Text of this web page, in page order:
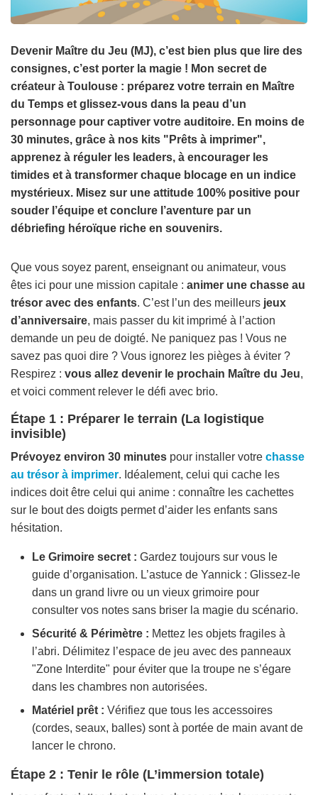
Devenir Maître du Jeu (MJ), c’est bien plus que lire des
consignes, c’est porter la magie ! Mon secret de
créateur à Toulouse : préparez votre terrain en Maître
du Temps et glissez-vous dans la peau d’un
personnage pour captiver votre auditoire. En moins de
30 minutes, grâce à nos kits "Prêts à imprimer",
apprenez à réguler les leaders, à encourager les
timides et à transformer chaque blocage en un indice
mystérieux. Misez sur une attitude 100% positive pour
souder l’équipe et conclure l’aventure par un
débriefing héroïque riche en souvenirs.
Que vous soyez parent, enseignant ou animateur, vous
êtes ici pour une mission capitale : animer une chasse au
trésor avec des enfants. C’est l’un des meilleurs jeux
d’anniversaire, mais passer du kit imprimé à l’action
demande un peu de doigté. Ne paniquez pas ! Vous ne
savez pas quoi dire ? Vous ignorez les pièges à éviter ?
Respirez : vous allez devenir le prochain Maître du Jeu,
et voici comment relever le défi avec brio.
Étape 1 : Préparer le terrain (La logistique
invisible)
Prévoyez environ 30 minutes pour installer votre chasse
au trésor à imprimer. Idéalement, celui qui cache les
indices doit être celui qui anime : connaître les cachettes
sur le bout des doigts permet d’aider les enfants sans
hésitation.
Le Grimoire secret : Gardez toujours sur vous le
guide d’organisation. L’astuce de Yannick : Glissez-le
dans un grand livre ou un vieux grimoire pour
consulter vos notes sans briser la magie du scénario.
Sécurité & Périmètre : Mettez les objets fragiles à
l’abri. Délimitez l’espace de jeu avec des panneaux
"Zone Interdite" pour éviter que la troupe ne s’égare
dans les chambres non autorisées.
Matériel prêt : Vérifiez que tous les accessoires
(cordes, seaux, balles) sont à portée de main avant de
lancer le chrono.
Étape 2 : Tenir le rôle (L’immersion totale)